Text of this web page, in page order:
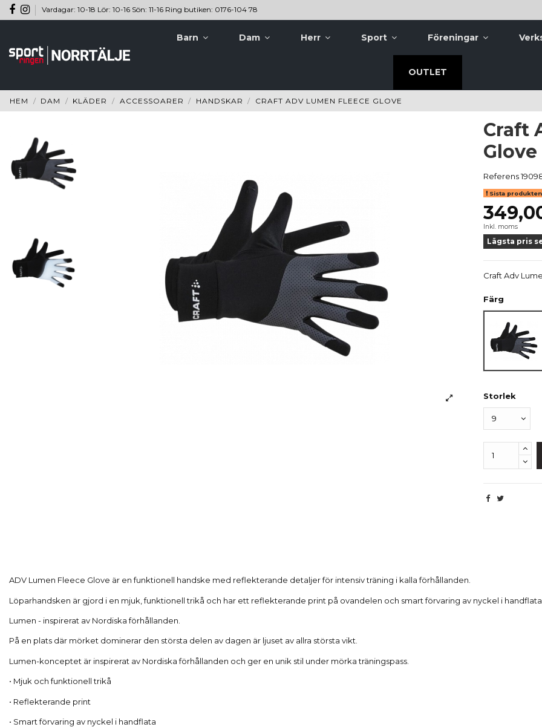
Vardagar: 10-18 Lör: 10-16 Sön: 11-16 Ring butiken: 0176-104 78
Barn Dam Herr Sport Föreningar
OUTLET
HEM DAM KLÄDER ACCESSOARER HANDSKAR CRAFT ADV LUMEN FLEECE GLOVE
Craft
Glove
Referens
Sista
Inkl. moms
Lägsta pris
Craft Adv
Färg
Storlek
ADV Lumen Fleece Glove är en funktionell handske med reflekterande detaljer för intensiv träning i kalla förhållanden.
Löparhandsken är gjord i en mjuk, funktionell trikå och har ett reflekterande print på ovandelen och smart förvaring av nyckel i
Lumen - inspirerat av Nordiska förhållanden.
På en plats där mörket dominerar den största delen av dagen är ljuset av allra största vikt.
Lumen-konceptet är inspirerat av Nordiska förhållanden och ger en unik stil under mörka träningspass.
• Mjuk och funktionell trikå
• Reflekterande print
• Smart förvaring av nyckel i handflata